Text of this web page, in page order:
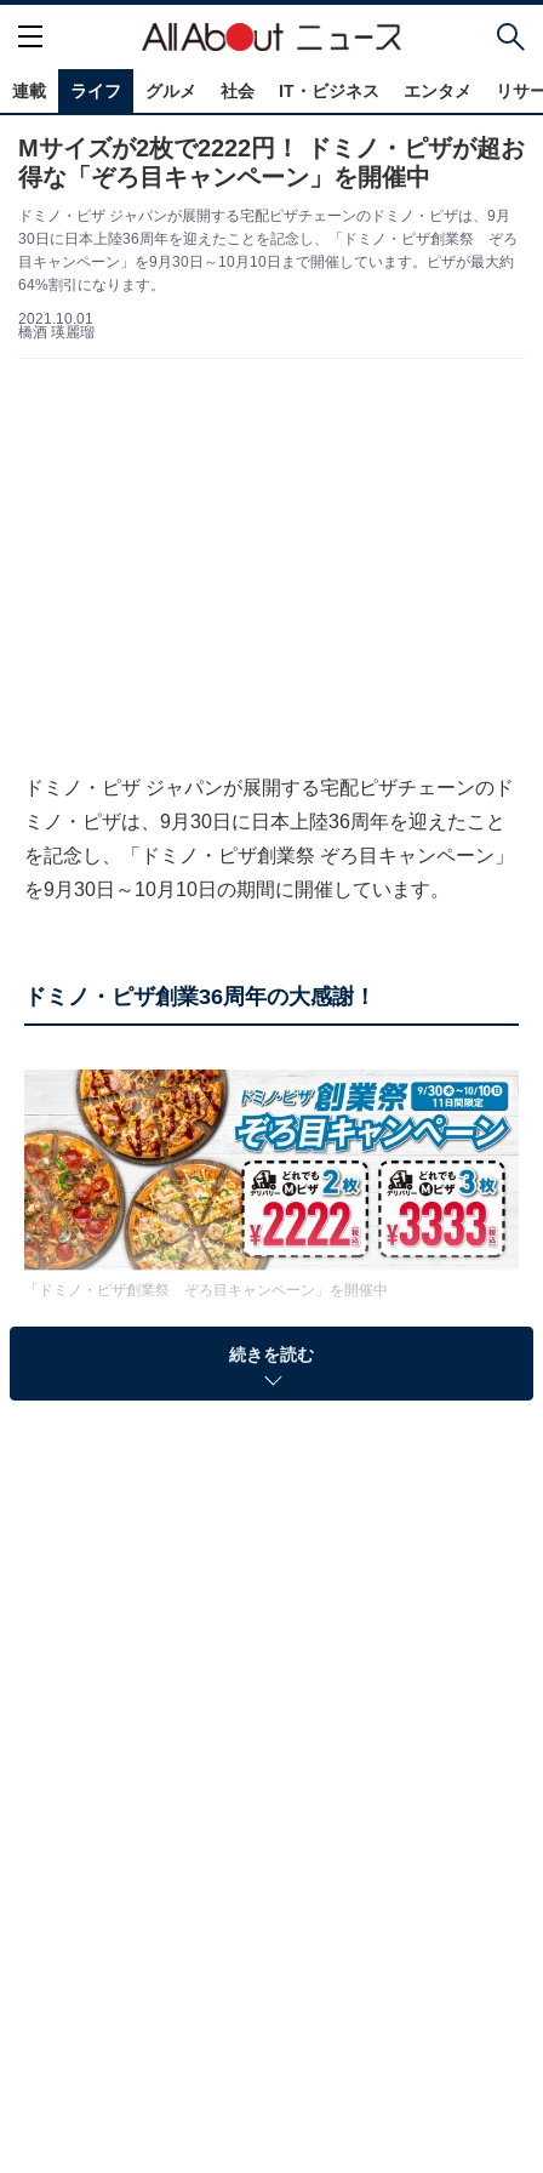
連載 ライフ グルメ 社会 IT・ビジネス エンタメ リサ
Mサイズが2枚で2222円！ ドミノ・ピザが超お
得な「ぞろ目キャンペーン」を開催中
ドミノ・ピザ ジャパンが展開する宅配ピザチェーンのドミノ・ピザは、9月
30日に日本上陸36周年を迎えたことを記念し、「ドミノ・ピザ創業祭 ぞろ
目キャンペーン」を9月30日～10月10日まで開催しています。ピザが最大約
64%割引になります。
2021.10.01
橋酒 瑛麗瑠
ドミノ・ピザ ジャパンが展開する宅配ピザチェーンのド
ミノ・ピザは、9月30日に日本上陸36周年を迎えたこと
を記念し、「ドミノ・ピザ創業祭 ぞろ目キャンペーン」
を9月30日～10月10日の期間に開催しています。
ドミノ・ピザ創業36周年の大感謝！
「ドミノ・ピザ創業祭 ぞろ目キャンペーン」を開催中
キャンペーン期間中は、Mサイズピザ全種類のデリバリ
ーが、おめでたい「ぞろ目価格」になります。通常2枚
続きを読む